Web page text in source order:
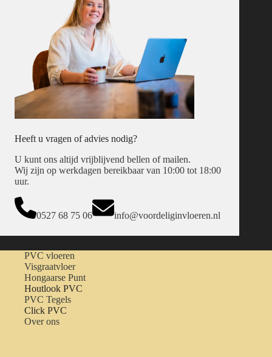
Heeft u vragen of advies nodig?
U kunt ons altijd vrijblijvend bellen of mailen.
Wij zijn op werkdagen bereikbaar van 10:00 tot 18:00
uur.
0527 68 75 06 info@voordeliginvloeren.nl
PVC vloeren
Visgraatvloer
Hongaarse Punt
Houtlook PVC
PVC Tegels
Click PVC
Over ons